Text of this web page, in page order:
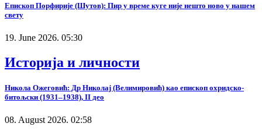
Епископ Порфирије (Шутов): Пир у време куге није нешто ново у нашем
свету
19. June 2026. 05:30
Историја и личности
Никола Ожеговић: Др Николај (Велимировић) као епископ охридско-
битољски (1931–1938), II део
08. August 2026. 02:58